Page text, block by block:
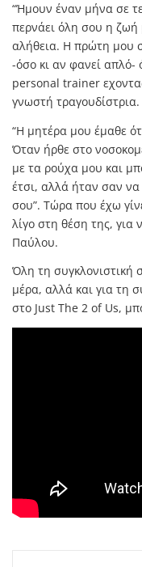
“Ήμουν έναν μήνα σε
περνάει όλη σου η ζωή
αλήθεια. Η πρώτη μου
-όσο κι αν φανεί απλό-
personal trainer
γνωστή τραγουδίστρια.
“Η μητέρα μου έμαθε
Όταν ήρθε στο
με τα ρούχα μου και
έτσι, αλλά ήταν σαν να
σου”. Τώρα που έχω
λίγο στη θέση της, για
Παύλου.
Όλη τη συγκλονιστική
μέρα, αλλά και για τη
στο Just The 2 of Us,